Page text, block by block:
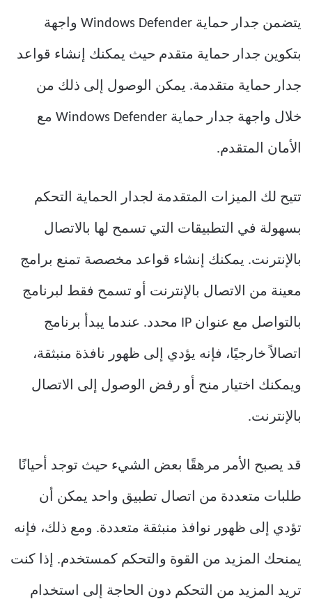
يتضمن جدار حماية Windows Defender واجهة
بتكوين جدار حماية متقدم حيث يمكنك إنشاء قواعد
جدار حماية متقدمة. يمكن الوصول إلى ذلك من
خلال واجهة جدار حماية Windows Defender مع
الأمان المتقدم.
تتيح لك الميزات المتقدمة لجدار الحماية التحكم
بسهولة في التطبيقات التي تسمح لها بالاتصال
بالإنترنت. يمكنك إنشاء قواعد مخصصة تمنع برامج
معينة من الاتصال بالإنترنت أو تسمح فقط لبرنامج
بالتواصل مع عنوان IP محدد. عندما يبدأ برنامج
اتصالاً خارجيًا، فإنه يؤدي إلى ظهور نافذة منبثقة،
ويمكنك اختيار منح أو رفض الوصول إلى الاتصال
بالإنترنت.
قد يصبح الأمر مرهقًا بعض الشيء حيث توجد أحيانًا
طلبات متعددة من اتصال تطبيق واحد يمكن أن
تؤدي إلى ظهور نوافذ منبثقة متعددة. ومع ذلك، فإنه
يمنحك المزيد من القوة والتحكم كمستخدم. إذا كنت
تريد المزيد من التحكم دون الحاجة إلى استخدام